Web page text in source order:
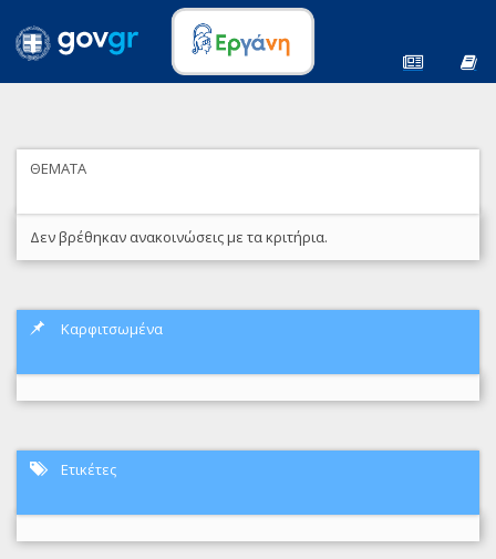
ΘΕΜΑΤΑ
Δεν βρέθηκαν ανακοινώσεις με τα κριτήρια.
Καρφιτσωμένα
Ετικέτες